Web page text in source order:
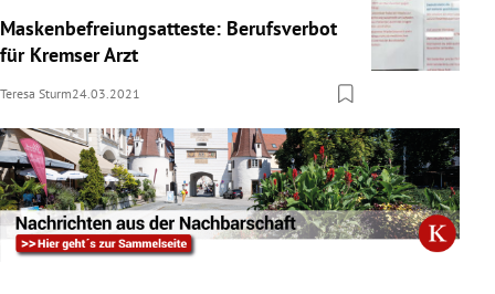
Maskenbefreiungsatteste: Berufsverbot
für Kremser Arzt
Teresa Sturm24.03.2021